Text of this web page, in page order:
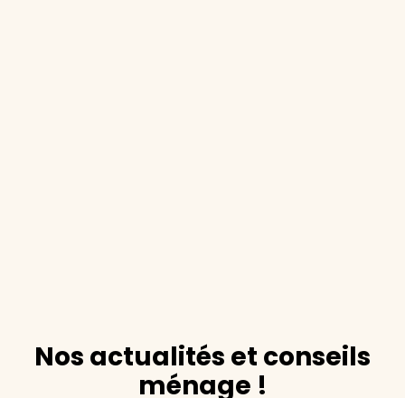
Nos actualités et conseils
ménage !